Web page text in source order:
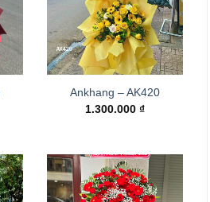
Ankhang – AK420
1.300.000 ₫